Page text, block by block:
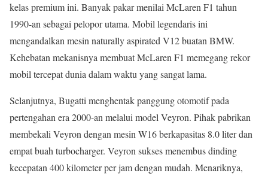
kelas premium ini. Banyak pakar menilai McLaren F1 tahun
1990-an sebagai pelopor utama. Mobil legendaris ini
mengandalkan mesin naturally aspirated V12 buatan BMW.
Kehebatan mekanisnya membuat McLaren F1 memegang rekor
mobil tercepat dunia dalam waktu yang sangat lama.
Selanjutnya, Bugatti menghentak panggung otomotif pada
pertengahan era 2000-an melalui model Veyron. Pihak pabrikan
membekali Veyron dengan mesin W16 berkapasitas 8.0 liter dan
empat buah turbocharger. Veyron sukses menembus dinding
kecepatan 400 kilometer per jam dengan mudah. Menariknya,